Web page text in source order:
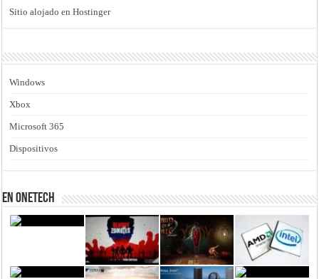
Sitio alojado en Hostinger
Windows
Xbox
Microsoft 365
Dispositivos
En Onetech